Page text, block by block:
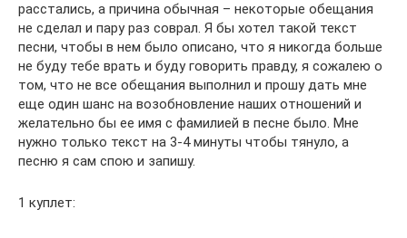
расстались, а причина обычная – некоторые обещания
не сделал и пару раз соврал. Я бы хотел такой текст
песни, чтобы в нем было описано, что я никогда больше
не буду тебе врать и буду говорить правду, я сожалею о
том, что не все обещания выполнил и прошу дать мне
еще один шанс на возобновление наших отношений и
желательно бы ее имя с фамилией в песне было. Мне
нужно только текст на 3-4 минуты чтобы тянуло, а
песню я сам спою и запишу.
1 куплет: